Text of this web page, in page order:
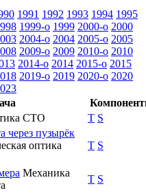
1991 1992 1993 1994 1995
1999-o 1999 2000-o 2000
2004-o 2004 2005-o 2005
2009-o 2009 2010-o 2010
2014-o 2014 2015-o 2015
2019-o 2019 2020-o 2020
СТО T S
через пузырёк
оптика
T S
Механика
T S